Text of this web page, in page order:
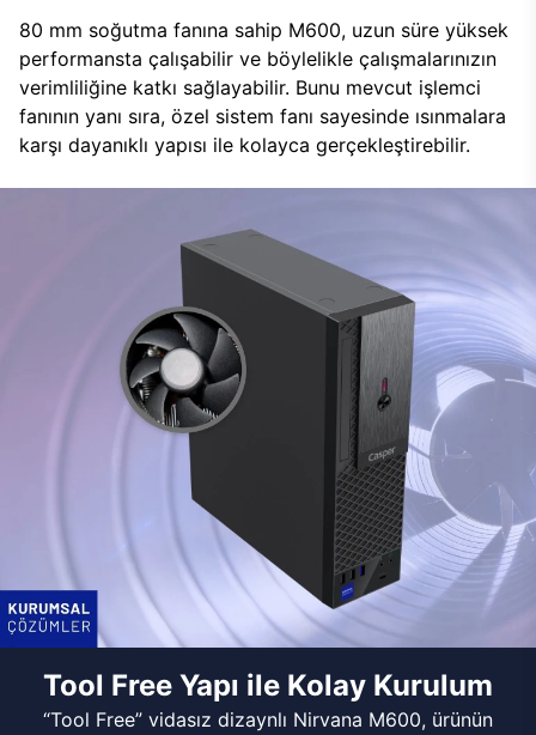
80 mm soğutma fanına sahip M600, uzun süre yüksek
performansta çalışabilir ve böylelikle çalışmalarınızın
verimliliğine katkı sağlayabilir. Bunu mevcut işlemci
fanının yanı sıra, özel sistem fanı sayesinde ısınmalara
karşı dayanıklı yapısı ile kolayca gerçekleştirebilir.
Tool Free Yapı ile Kolay Kurulum
“Tool Free” vidasız dizaynlı Nirvana M600, ürünün